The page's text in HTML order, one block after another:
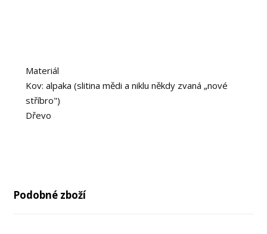
Materiál
Kov: alpaka (slitina mědi a niklu někdy zvaná „nové
stříbro")
Dřevo
Podobné zboží